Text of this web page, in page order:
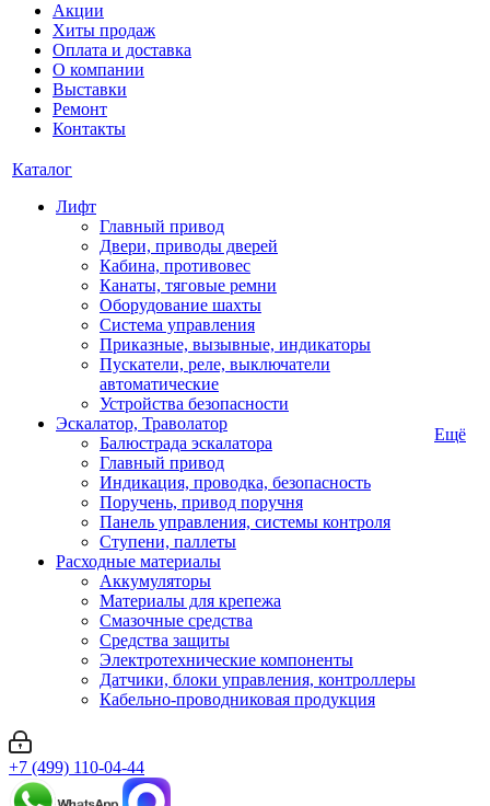
Акции
Хиты продаж
Оплата и доставка
О компании
Выставки
Ремонт
Контакты
Каталог
Лифт
Главный привод
Двери, приводы дверей
Кабина, противовес
Канаты, тяговые ремни
Оборудование шахты
Система управления
Приказные, вызывные, индикаторы
Пускатели, реле, выключатели
автоматические
Устройства безопасности
Эскалатор, Траволатор
Балюстрада эскалатора
Главный привод
Индикация, проводка, безопасность
Поручень, привод поручня
Панель управления, системы контроля
Ступени, паллеты
Расходные материалы
Аккумуляторы
Материалы для крепежа
Смазочные средства
Средства защиты
Электротехнические компоненты
Датчики, блоки управления, контроллеры
Кабельно-проводниковая продукция
Ещё
+7 (499) 110-04-44